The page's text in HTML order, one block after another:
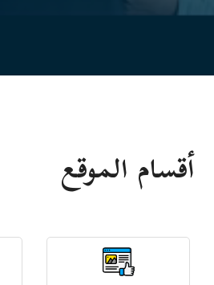
أقسام الموقع